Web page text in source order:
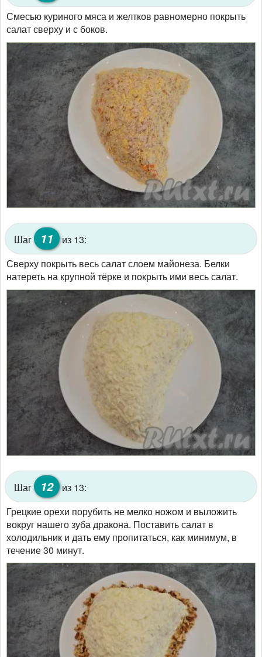
Смесью куриного мяса и желтков равномерно покрыть
салат сверху и с боков.
Шаг 11 из 13:
Сверху покрыть весь салат слоем майонеза. Белки
натереть на крупной тёрке и покрыть ими весь салат.
Шаг 12 из 13:
Грецкие орехи порубить не мелко ножом и выложить
вокруг нашего зуба дракона. Поставить салат в
холодильник и дать ему пропитаться, как минимум, в
течение 30 минут.